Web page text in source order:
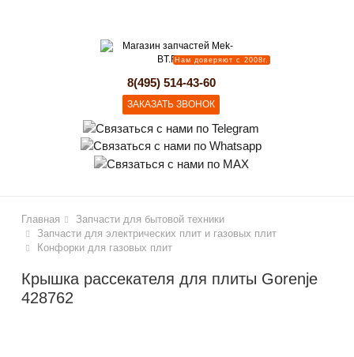
Нам доверяют с 2008г.
8(495) 514-43-60
ЗАКАЗАТЬ ЗВОНОК
Главная
Запчасти для бытовой техники
Запчасти для электрических плит и газовых плит
Конфорки для газовых плит
Крышка рассекателя для плиты Gorenje
428762